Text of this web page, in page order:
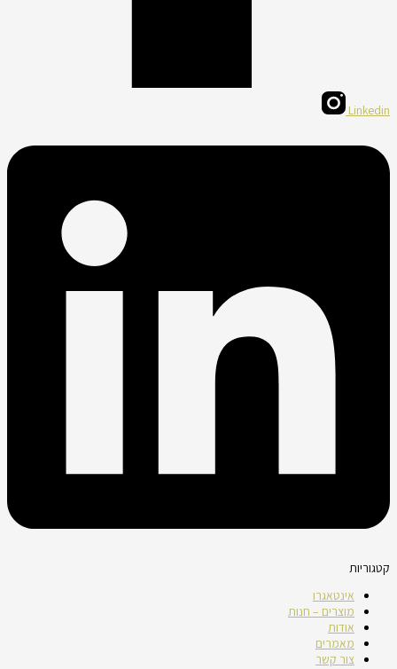
Linkedin
קטגוריות
אינטאגרו
מוצרים – חנות
אודות
מאמרים
צור קשר